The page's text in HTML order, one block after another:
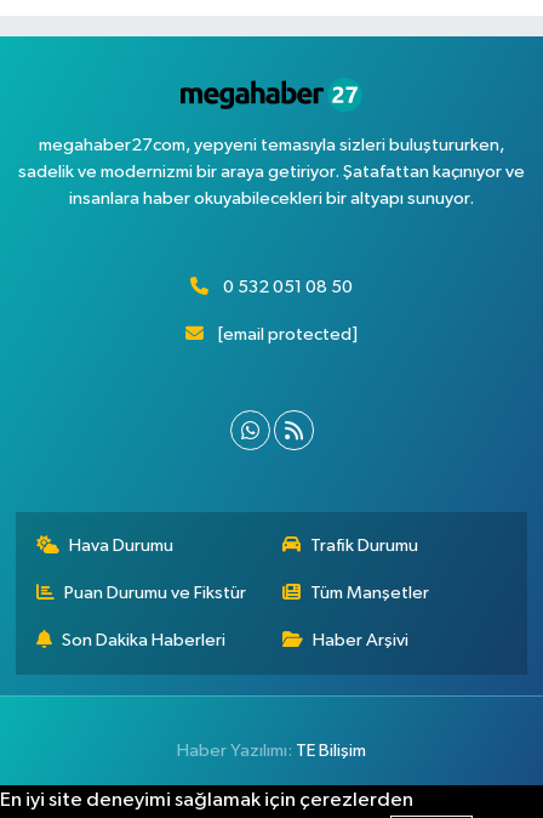
megahaber27com, yepyeni temasıyla sizleri buluştururken,
sadelik ve modernizmi bir araya getiriyor. Şatafattan kaçınıyor ve
insanlara haber okuyabilecekleri bir altyapı sunuyor.
0 532 051 08 50
[email protected]
Hava Durumu Trafik Durumu
Puan Durumu ve Fikstür Tüm Manşetler
Son Dakika Haberleri Haber Arşivi
Haber Yazılımı: TE Bilişim
En iyi site deneyimi sağlamak için çerezlerden